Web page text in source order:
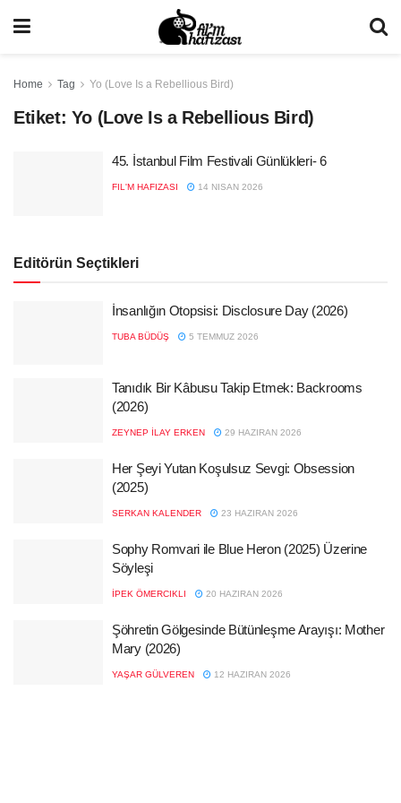
Home Tag Yo (Love Is a Rebellious Bird)
Etiket: Yo (Love Is a Rebellious Bird)
45. İstanbul Film Festivali Günlükleri- 6
FIL'M HAFIZASI 14 NISAN 2026
Editörün Seçtikleri
İnsanlığın Otopsisi: Disclosure Day (2026)
TUBA BÜDÜŞ 5 TEMMUZ 2026
Tanıdık Bir Kâbusu Takip Etmek: Backrooms
(2026)
ZEYNEP İLAY ERKEN 29 HAZIRAN 2026
Her Şeyi Yutan Koşulsuz Sevgi: Obsession
(2025)
SERKAN KALENDER 23 HAZIRAN 2026
Sophy Romvari ile Blue Heron (2025) Üzerine
Söyleşi
İPEK ÖMERCIKLI 20 HAZIRAN 2026
Şöhretin Gölgesinde Bütünleşme Arayışı: Mother
Mary (2026)
YAŞAR GÜLVEREN 12 HAZIRAN 2026